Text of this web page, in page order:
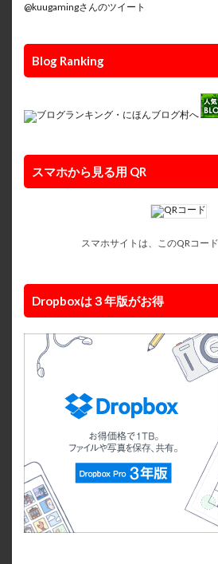
@kuugamingさんのツイート
Blog Ranking
スマホから見る用 QR
スマホサイトは、このQRコー
Dropboxは３年版がお得